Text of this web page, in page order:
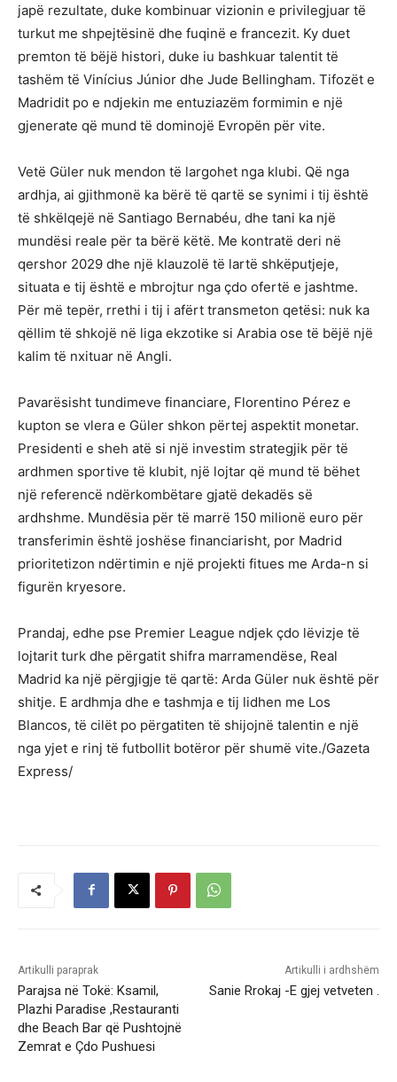
japë rezultate, duke kombinuar vizionin e privilegjuar të
turkut me shpejtësinë dhe fuqinë e francezit. Ky duet
premton të bëjë histori, duke iu bashkuar talentit të
tashëm të Vinícius Júnior dhe Jude Bellingham. Tifozët e
Madridit po e ndjekin me entuziazëm formimin e një
gjenerate që mund të dominojë Evropën për vite.
Vetë Güler nuk mendon të largohet nga klubi. Që nga
ardhja, ai gjithmonë ka bërë të qartë se synimi i tij është
të shkëlqejë në Santiago Bernabéu, dhe tani ka një
mundësi reale për ta bërë këtë. Me kontratë deri në
qershor 2029 dhe një klauzolë të lartë shkëputjeje,
situata e tij është e mbrojtur nga çdo ofertë e jashtme.
Për më tepër, rrethi i tij i afërt transmeton qetësi: nuk ka
qëllim të shkojë në liga ekzotike si Arabia ose të bëjë një
kalim të nxituar në Angli.
Pavarësisht tundimeve financiare, Florentino Pérez e
kupton se vlera e Güler shkon përtej aspektit monetar.
Presidenti e sheh atë si një investim strategjik për të
ardhmen sportive të klubit, një lojtar që mund të bëhet
një referencë ndërkombëtare gjatë dekadës së
ardhshme. Mundësia për të marrë 150 milionë euro për
transferimin është joshëse financiarisht, por Madrid
prioritetizon ndërtimin e një projekti fitues me Arda-n si
figurën kryesore.
Prandaj, edhe pse Premier League ndjek çdo lëvizje të
lojtarit turk dhe përgatit shifra marramendëse, Real
Madrid ka një përgjigje të qartë: Arda Güler nuk është për
shitje. E ardhmja dhe e tashmja e tij lidhen me Los
Blancos, të cilët po përgatiten të shijojnë talentin e një
nga yjet e rinj të futbollit botëror për shumë vite./Gazeta
Express/
Artikulli paraprak
Parajsa në Tokë: Ksamil,
Plazhi Paradise ,Restauranti
dhe Beach Bar që Pushtojnë
Zemrat e Çdo Pushuesi
Artikulli i ardhshëm
Sanie Rrokaj -E gjej vetveten .